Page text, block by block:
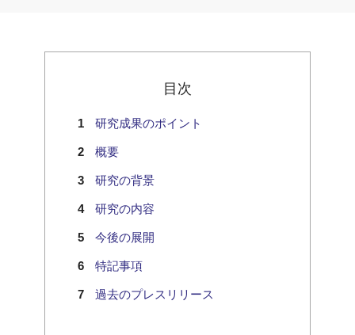
目次
研究成果のポイント
概要
研究の背景
研究の内容
今後の展開
特記事項
過去のプレスリリース